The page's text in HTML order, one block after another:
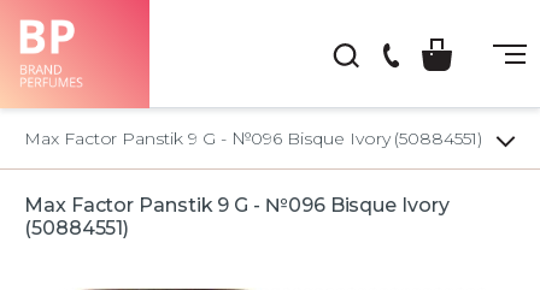
66-
Max Factor Panstik 9 G - №096 Bisque Ivory (50884551)
Max Factor Panstik 9 G - №096 Bisque Ivory
(50884551)